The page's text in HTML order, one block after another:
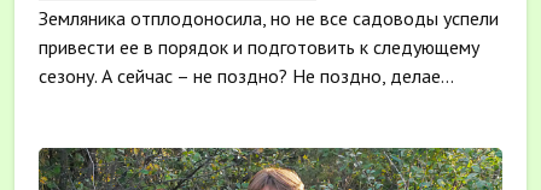
Земляника отплодоносила, но не все садоводы успели
привести ее в порядок и подготовить к следующему
сезону. А сейчас – не поздно? Не поздно, делае...